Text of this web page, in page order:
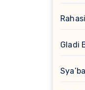
Gladi